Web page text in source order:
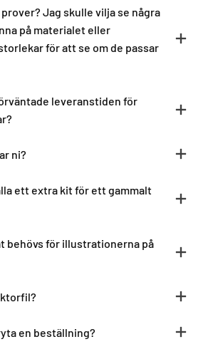
prover? Jag skulle vilja se några
på materialet eller
för att se om de passar
leveranstiden för
ni?
ett extra kit för ett gammalt
behövs för illustrationerna på
en beställning?